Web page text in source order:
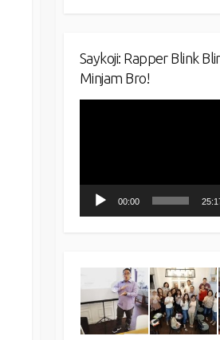
Saykoji: Rapper Blink
Minjam Bro!
00:00